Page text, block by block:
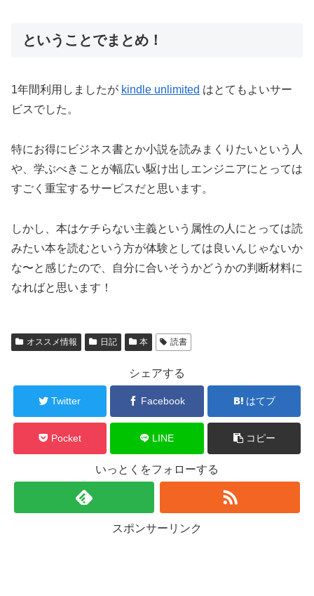
ということでまとめ！
1年間利用しましたが kindle unlimited はとてもよいサー
ビスでした。
特にお得にビジネス書とか小説を読みまくりたいという人
や、学ぶべきことが幅広い駆け出しエンジニアにとっては
すごく重宝するサービスだと思います。
しかし、本はケチらない主義という属性の人にとっては読
みたい本を読むという方が体験としては良いんじゃないか
な〜と感じたので、自分に合いそうかどうかの判断材料に
なればと思います！
オススメ情報 日記 本 読書
シェアする
Twitter Facebook はてブ
Pocket LINE コピー
いっとくをフォローする
スポンサーリンク